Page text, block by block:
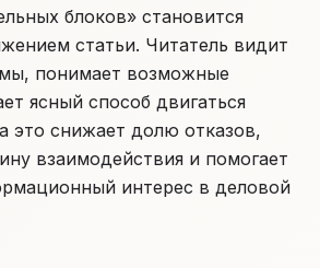
блоков» становится
статьи. Читатель видит
понимает возможные
ясный способ двигаться
это снижает долю отказов,
взаимодействия и помогает
интерес в деловой